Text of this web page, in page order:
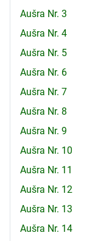
Aušra Nr. 3
Aušra Nr. 4
Aušra Nr. 5
Aušra Nr. 6
Aušra Nr. 7
Aušra Nr. 8
Aušra Nr. 9
Aušra Nr. 10
Aušra Nr. 11
Aušra Nr. 12
Aušra Nr. 13
Aušra Nr. 14